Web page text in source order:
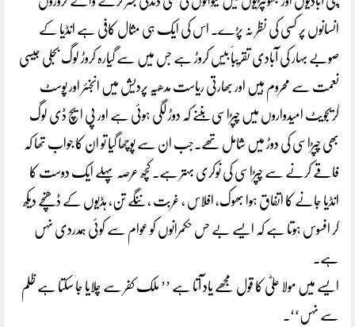
انسانوں پر کسی کی نظر نہ پڑے۔ اس کی ایک ہی مثال کافی ہے انڈیا کے
صوبے بہار کی آبادی تقریباََ بیس کروڑ ہے جس میں سے گیارہ کروڑ لوگ بجلی جیسی
نعمت سے محروم ہیں اور بھارتی ریاست مدھیہ پردیش میں انجنئر اور پوسٹ
گریجویٹ امیدواروں میں چپڑاسی بننے کہ دوڑ لگی ہوئی ہے اور پی ایچ ڈی لوگ
بھی چپڑاسی کی دوڑ میں شامل تھے۔جب ان سے پوچھا گیا تو ان کا جواب تھا کہ
فاقے کرنے سے چپڑاسی کی نوکری بہتر ہے۔ کچھ عرصہ پہلے ایک دوست کا
انڈیا جانے کا اتفاق ہوا بھوک، افلاس ، غربت ، ننگے تن، ہڈیوں کے ڈھنچے دیکھ
کر افسوس ہوتا ہے کہ ایسے بے حس حکمرانوں کو عوام سے کوئی ہمدردی نہں
ہے۔
ایسے میں مولا علیؓ کا قول مجھے یاد آتا ہے ’’ ملک کفر سے چلایا جا سکتا ہے ظلم
سے نہں‘‘۔